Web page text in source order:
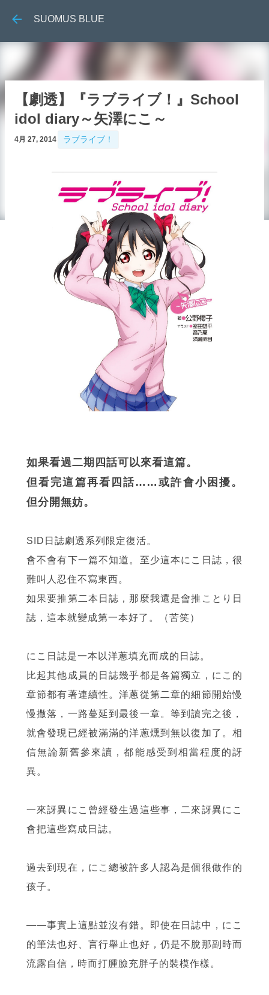
SUOMUS BLUE
【劇透】『ラブライブ！』School
idol diary～矢澤にこ～
4月 27, 2014 ラブライブ！
如果看過二期四話可以來看這篇。
但看完這篇再看四話……或許會小困擾。
但分開無妨。
SID日誌劇透系列限定復活。
會不會有下一篇不知道。至少這本にこ日誌，很
難叫人忍住不寫東西。
如果要推第二本日誌，那麼我還是會推ことり日
誌，這本就變成第一本好了。（苦笑）
にこ日誌是一本以洋蔥填充而成的日誌。
比起其他成員的日誌幾乎都是各篇獨立，にこ的
章節都有著連續性。洋蔥從第二章的細節開始慢
慢撒落，一路蔓延到最後一章。等到讀完之後，
就會發現已經被滿滿的洋蔥燻到無以復加了。相
信無論新舊參來讀，都能感受到相當程度的訝
異。
一來訝異にこ曾經發生過這些事，二來訝異にこ
會把這些寫成日誌。
過去到現在，にこ總被許多人認為是個很做作的
孩子。
——事實上這點並沒有錯。即使在日誌中，にこ
的筆法也好、言行舉止也好，仍是不脫那副時而
流露自信，時而打腫臉充胖子的裝模作樣。